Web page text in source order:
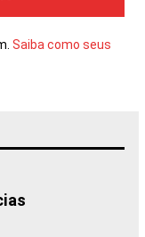
Saiba como seus